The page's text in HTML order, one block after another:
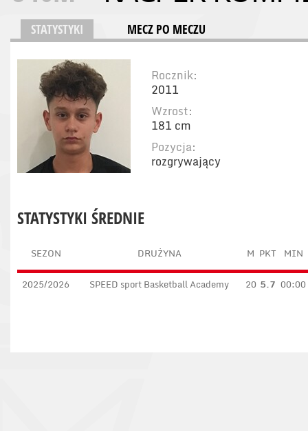
STATYSTYKI MECZ PO MECZU
Rocznik:
2011
Wzrost:
181 cm
Pozycja:
rozgrywający
STATYSTYKI ŚREDNIE
SEZON DRUŻYNA M PKT MIN
2025/2026 SPEED sport Basketball Academy 20 5.7 00:00